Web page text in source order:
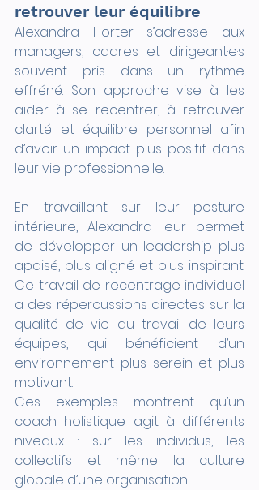
retrouver leur équilibre
Alexandra Horter s’adresse aux
managers, cadres et dirigeant·e·s
souvent pris dans un rythme
effréné. Son approche vise à les
aider à se recentrer, à retrouver
clarté et équilibre personnel afin
d’avoir un impact plus positif dans
leur vie professionnelle.
En travaillant sur leur posture
intérieure, Alexandra leur permet
de développer un leadership plus
apaisé, plus aligné et plus inspirant.
Ce travail de recentrage individuel
a des répercussions directes sur la
qualité de vie au travail de leurs
équipes, qui bénéficient d’un
environnement plus serein et plus
motivant.
Ces exemples montrent qu’un
coach holistique agit à différents
niveaux : sur les individus, les
collectifs et même la culture
globale d’une organisation.